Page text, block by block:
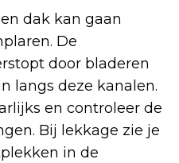
dak kan gaan
De
door bladeren
langs deze kanalen.
en controleer de
Bij lekkage zie je
in de